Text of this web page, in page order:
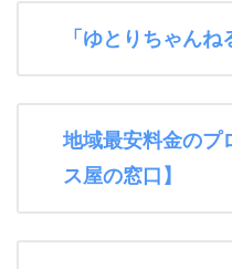
「ゆとりちゃん
地域最安料金のプ
ス屋の窓口】